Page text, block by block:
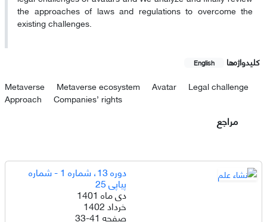
the approaches of laws and regulations to overcome the
existing challenges.
کلیدواژه‌ها English
Metaverse Metaverse ecosystem Avatar
Legal challenge
Approach
Companies’ rights
مراجع
دوره 13، شماره 1 - شماره
پیاپی 25
دی ماه 1401
خرداد 1402
صفحه 33-41